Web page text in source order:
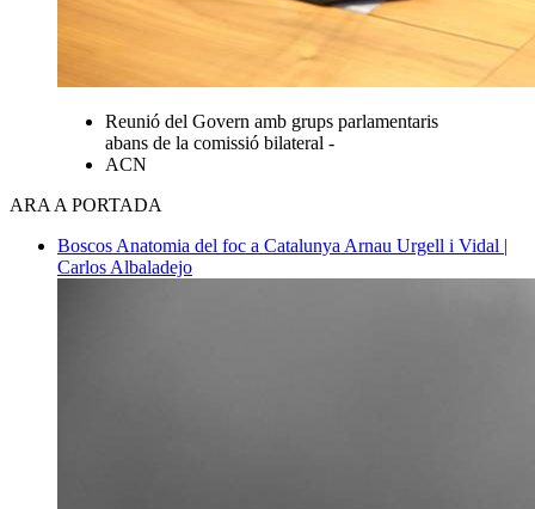
Reunió del Govern amb grups parlamentaris
abans de la comissió bilateral -
ACN
ARA A PORTADA
Boscos Anatomia del foc a Catalunya Arnau Urgell i Vidal |
Carlos Albaladejo